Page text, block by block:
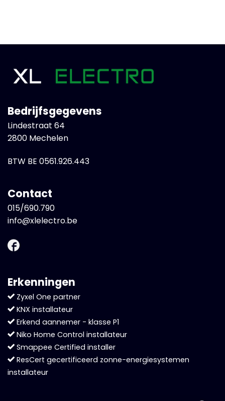
Bedrijfsgegevens
Lindestraat 64
2800 Mechelen
BTW BE 0561.926.443
Contact
015/690.790
info@xlelectro.be
Erkenningen
Zyxel One partner
KNX installateur
Erkend aannemer - klasse P1
Niko Home Control installateur
Smappee Certified installer
ResCert gecertificeerd zonne-energiesystemen
installateur